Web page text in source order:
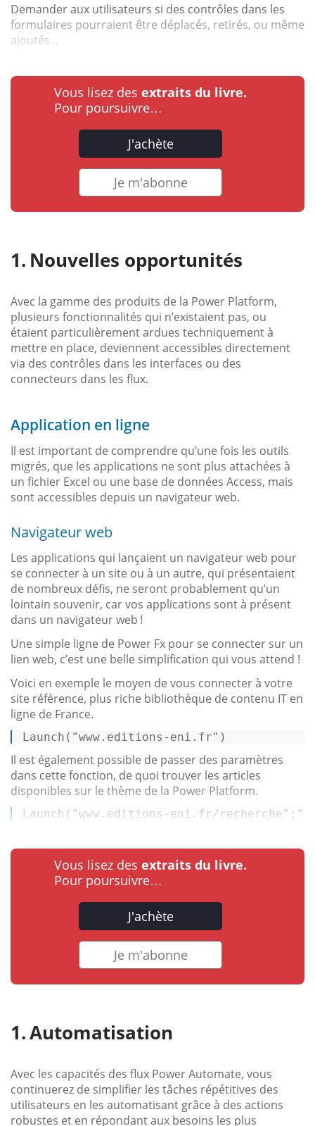
Demander aux utilisateurs si des contrôles dans les
formulaires pourraient être déplacés, retirés, ou même
ajoutés...
Vous lisez des extraits du livre.
Pour poursuivre…
J'achète
Je m'abonne
Nouvelles opportunités
Avec la gamme des produits de la Power Platform,
plusieurs fonctionnalités qui n’existaient pas, ou
étaient particulièrement ardues techniquement à
mettre en place, deviennent accessibles directement
via des contrôles dans les interfaces ou des
connecteurs dans les flux.
Application en ligne
Il est important de comprendre qu’une fois les outils
migrés, que les applications ne sont plus attachées à
un fichier Excel ou une base de données Access, mais
sont accessibles depuis un navigateur web.
Navigateur web
Les applications qui lançaient un navigateur web pour
se connecter à un site ou à un autre, qui présentaient
de nombreux défis, ne seront probablement qu’un
lointain souvenir, car vos applications sont à présent
dans un navigateur web !
Une simple ligne de Power Fx pour se connecter sur un
lien web, c’est une belle simplification qui vous attend !
Voici en exemple le moyen de vous connecter à votre
site référence, plus riche bibliothèque de contenu IT en
ligne de France.
Launch ("www.editions-eni.fr")
Il est également possible de passer des paramètres
dans cette fonction, de quoi trouver les articles
disponibles sur le thème de la Power Platform.
Launch( "www.editions-eni.fr/recherche" ;
Vous lisez des extraits du livre.
Pour poursuivre…
J'achète
Je m'abonne
Automatisation
Avec les capacités des flux Power Automate, vous
continuerez de simplifier les tâches répétitives des
utilisateurs en les automatisant grâce à des actions
robustes et en répondant aux besoins les plus